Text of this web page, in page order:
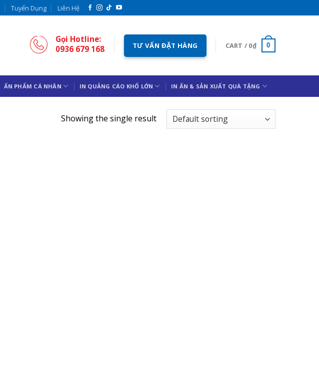
Tuyển Dụng Liên Hệ
Gọi Hotline:
0936 679 168
TƯ VẤN ĐẶT HÀNG CART / 0₫ 0
ẤN PHẨM CÁ NHÂN IN QUẢNG CÁO KHỔ LỚN IN ẤN & SẢN XUẤT QUÀ TẶNG
Showing the single result